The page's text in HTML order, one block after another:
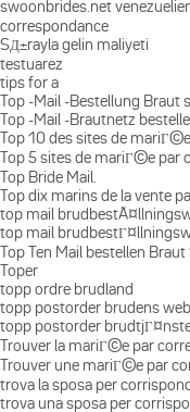
swoonbrides.net
correspondance
SД±rayla gelin maliyeti
testuarez
tips for a
Top -Mail -Bestellung Braut
Top -Mail -Brautnetz
Top 10 des sites de
Top 5 sites de mariГ©e par
Top Bride Mail.
Top dix marins de la vente
top mail
top mail
Top Ten Mail bestellen Braut
Toper
topp ordre brudland
topp postorder brudens
topp postorder
Trouver la mariГ©e par
Trouver une mariГ©e par
trova la sposa per
trova una sposa per